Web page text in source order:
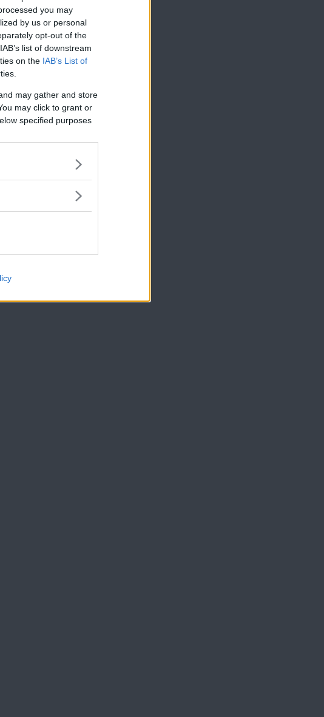
you may
by us or personal
opt-out of the
list of downstream
on the IAB’s List of
may gather and store
may click to grant or
specified purposes